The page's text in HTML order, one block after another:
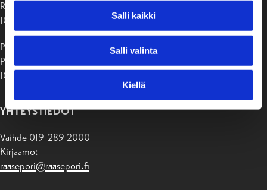
Salli kaikki
Salli valinta
Kiellä
Raaseporintie 37
10650 Tammisaari
Postiosoite:
PB 58
10611 Raasepori
YHTEYSTIEDOT
Vaihde 019-289 2000
Kirjaamo:
raasepori@raasepori.fi